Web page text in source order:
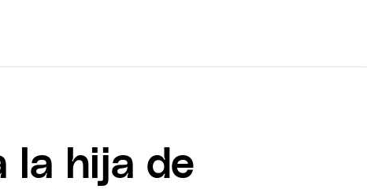
la hija de